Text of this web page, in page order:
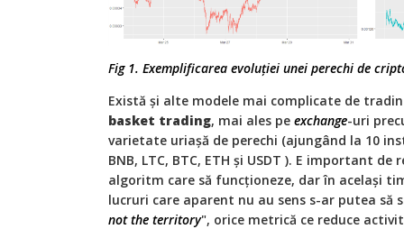
Fig 1. Exemplificarea evoluţiei unei perechi de
Există şi alte modele mai complicate de
basket trading, mai ales pe exchange-uri
varietate uriaşă de perechi (ajungând la 10
BNB, LTC, BTC, ETH şi USDT ). E important
algoritm care să funcţioneze, dar în acelaşi
lucruri care aparent nu au sens s-ar putea să
not the territory", orice metrică ce reduce